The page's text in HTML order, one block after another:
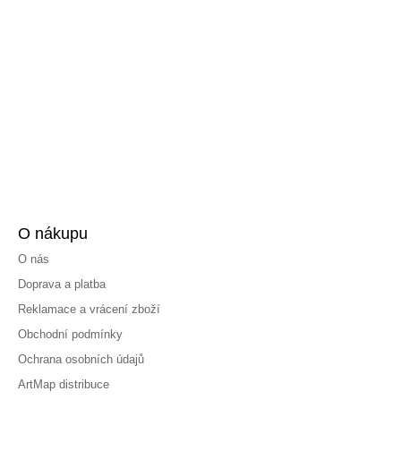
O nákupu
O nás
Doprava a platba
Reklamace a vrácení zboží
Obchodní podmínky
Ochrana osobních údajů
ArtMap distribuce